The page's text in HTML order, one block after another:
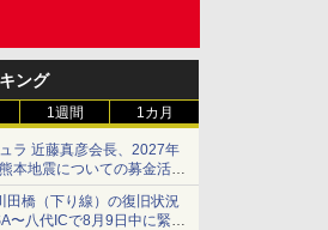
ング
1週間 1カ月
ラ 近藤真彦会長、2027年
本地震についての募金活動
田橋（下り線）の復旧状況
〜八代ICで8月9日中に緊急